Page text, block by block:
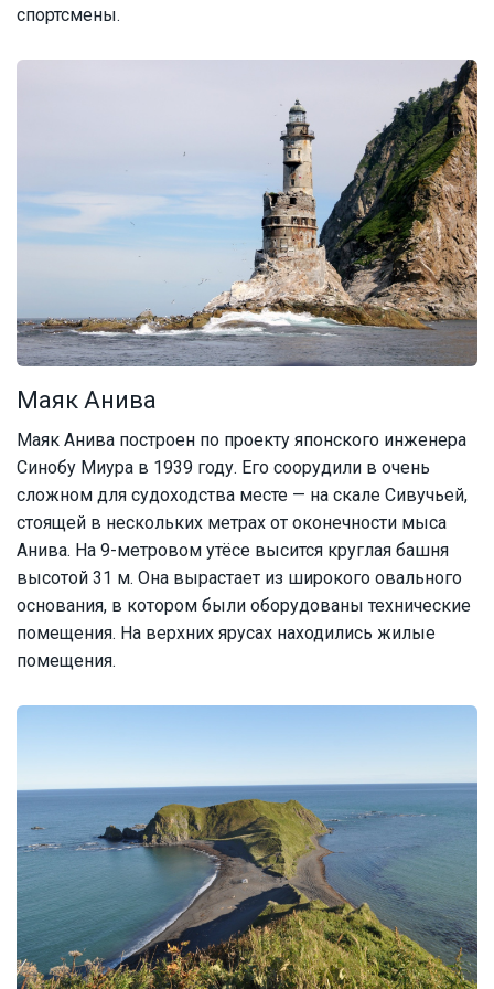
спортсмены.
Маяк Анива
Маяк Анива построен по проекту японского инженера
Синобу Миура в 1939 году. Его соорудили в очень
сложном для судоходства месте — на скале Сивучьей,
стоящей в нескольких метрах от оконечности мыса
Анива. На 9-метровом утёсе высится круглая башня
высотой 31 м. Она вырастает из широкого овального
основания, в котором были оборудованы технические
помещения. На верхних ярусах находились жилые
помещения.